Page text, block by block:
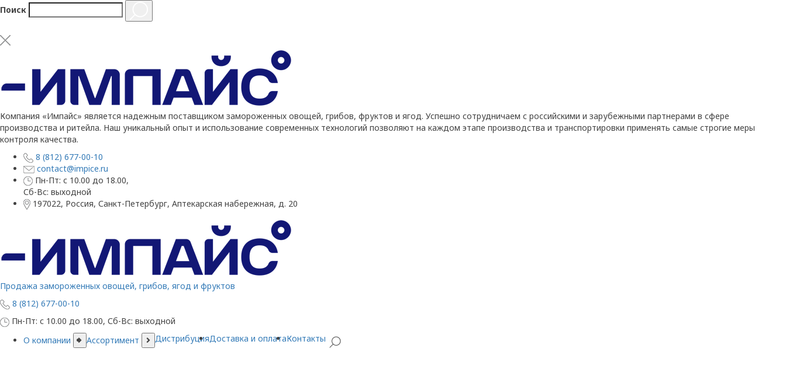
Поиск
Компания «Импайс» является надежным поставщиком замороженных овощей, грибов, фруктов и ягод. Успешно сотрудничаем с российскими и зарубежными партнерами в сфере
производства и ритейла. Наш уникальный опыт и использование современных технологий позволяют на каждом этапе производства и транспортировки применять самые строгие меры
контроля качества.
8 (812) 677-00-10
contact@impice.ru
Пн-Пт: с 10.00 до 18.00,
Сб-Вс: выходной
197022, Россия, Санкт-Петербург, Аптекарская набережная, д. 20
Продажа замороженных овощей, грибов, ягод и фруктов
8 (812) 677-00-10
Пн-Пт: с 10.00 до 18.00, Сб-Вс: выходной
О компании
Ассортимент ДистрибуцияДоставка и оплатаКонтакты